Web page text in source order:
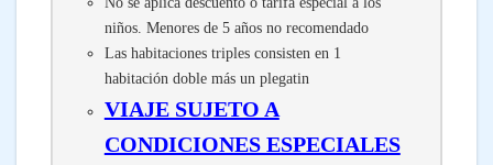
niños. Menores de 5 años no recomendado
Las habitaciones triples consisten en 1
habitación doble más un plegatin
VIAJE SUJETO A
CONDICIONES ESPECIALES